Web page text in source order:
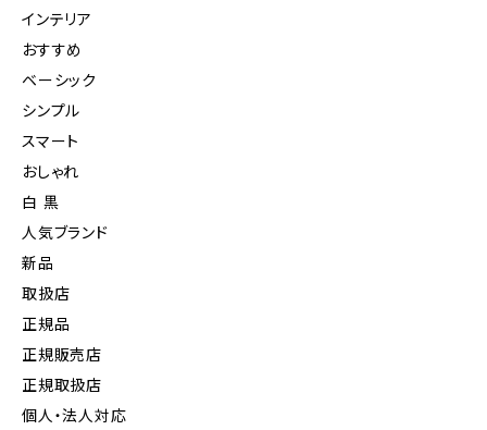
インテリア
おすすめ
ベーシック
シンプル
スマート
おしゃれ
白 黒
人気ブランド
新品
取扱店
正規品
正規販売店
正規取扱店
個人・法人対応